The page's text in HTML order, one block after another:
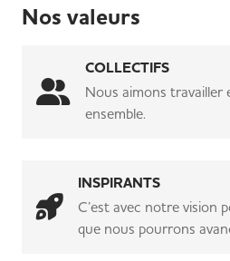
Nos valeurs
COLLECTIFS
Nous aimons travailler
ensemble.
INSPIRANTS
C’est avec notre vision
que nous pourrons